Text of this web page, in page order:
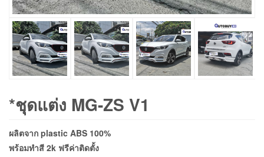
*ชุดแต่ง MG-ZS V1
ผลิตจาก plastic ABS 100%
พร้อมทำสี 2k ฟรีค่าติดตั้ง